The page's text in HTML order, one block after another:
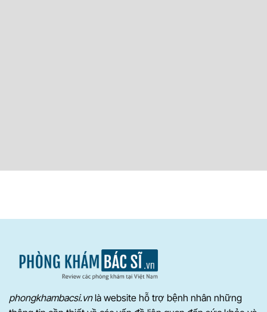
phongkhambacsi.vnlà website hỗ trợ bệnh nhân những